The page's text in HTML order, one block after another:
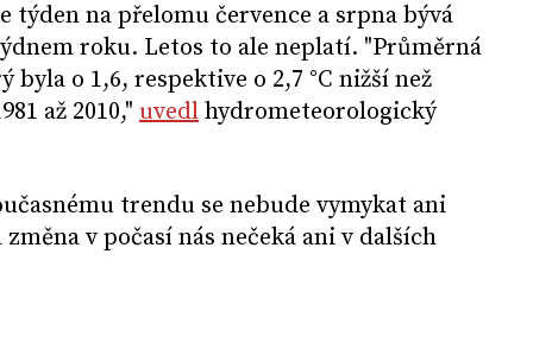
týden na přelomu července a srpna bývá
roku. Letos to ale neplatí. "Průměrná
o 1,6, respektive o 2,7 °C nižší než
až 2010," uvedl hydrometeorologický
trendu se nebude vymykat ani
v počasí nás nečeká ani v dalších